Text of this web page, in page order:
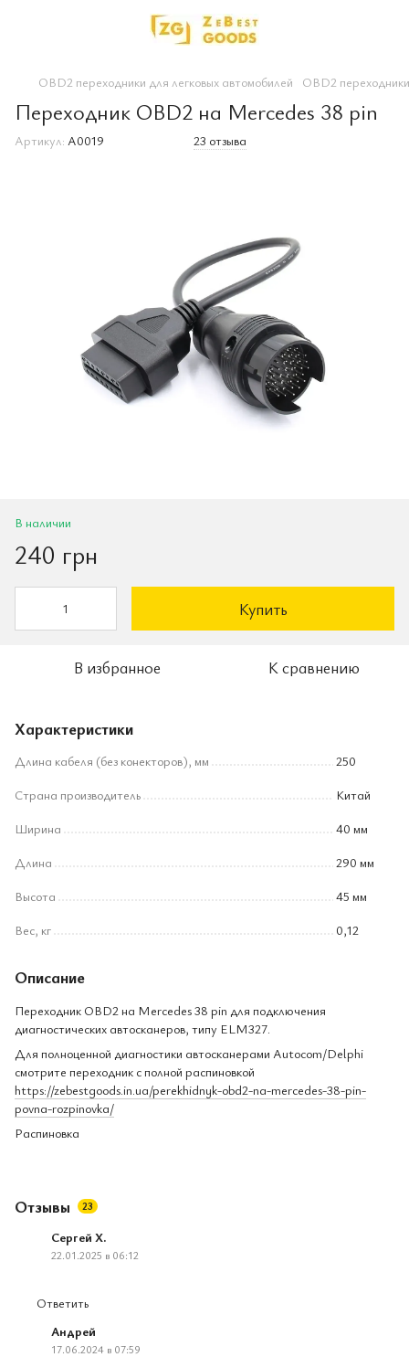
OBD2 переходники для легковых автомобилей OBD2
Переходник OBD2 на Mercedes 38 pin
Артикул: A0019 23 отзыва
В наличии
240 грн
Купить
В избранное К сравнению
Характеристики
Длина кабеля (без конекторов), мм
250
Страна производитель
Китай
Ширина
40 мм
Длина
290 мм
Высота
45 мм
Вес, кг
0,12
Описание
Переходник OBD2 на Mercedes 38 pin для подключения
диагностических автосканеров, типу ELM327.
Для полноценной диагностики автосканерами Autocom/Delphi
смотрите переходник с полной распиновкой
https://zebestgoods.in.ua/perekhidnyk-obd2-na-mercedes-38-pin-
povna-rozpinovka/
Распиновка
Отзывы 23
Сергей Х.
22.01.2025 в 06:12
Ответить
Андрей
17.06.2024 в 07:59